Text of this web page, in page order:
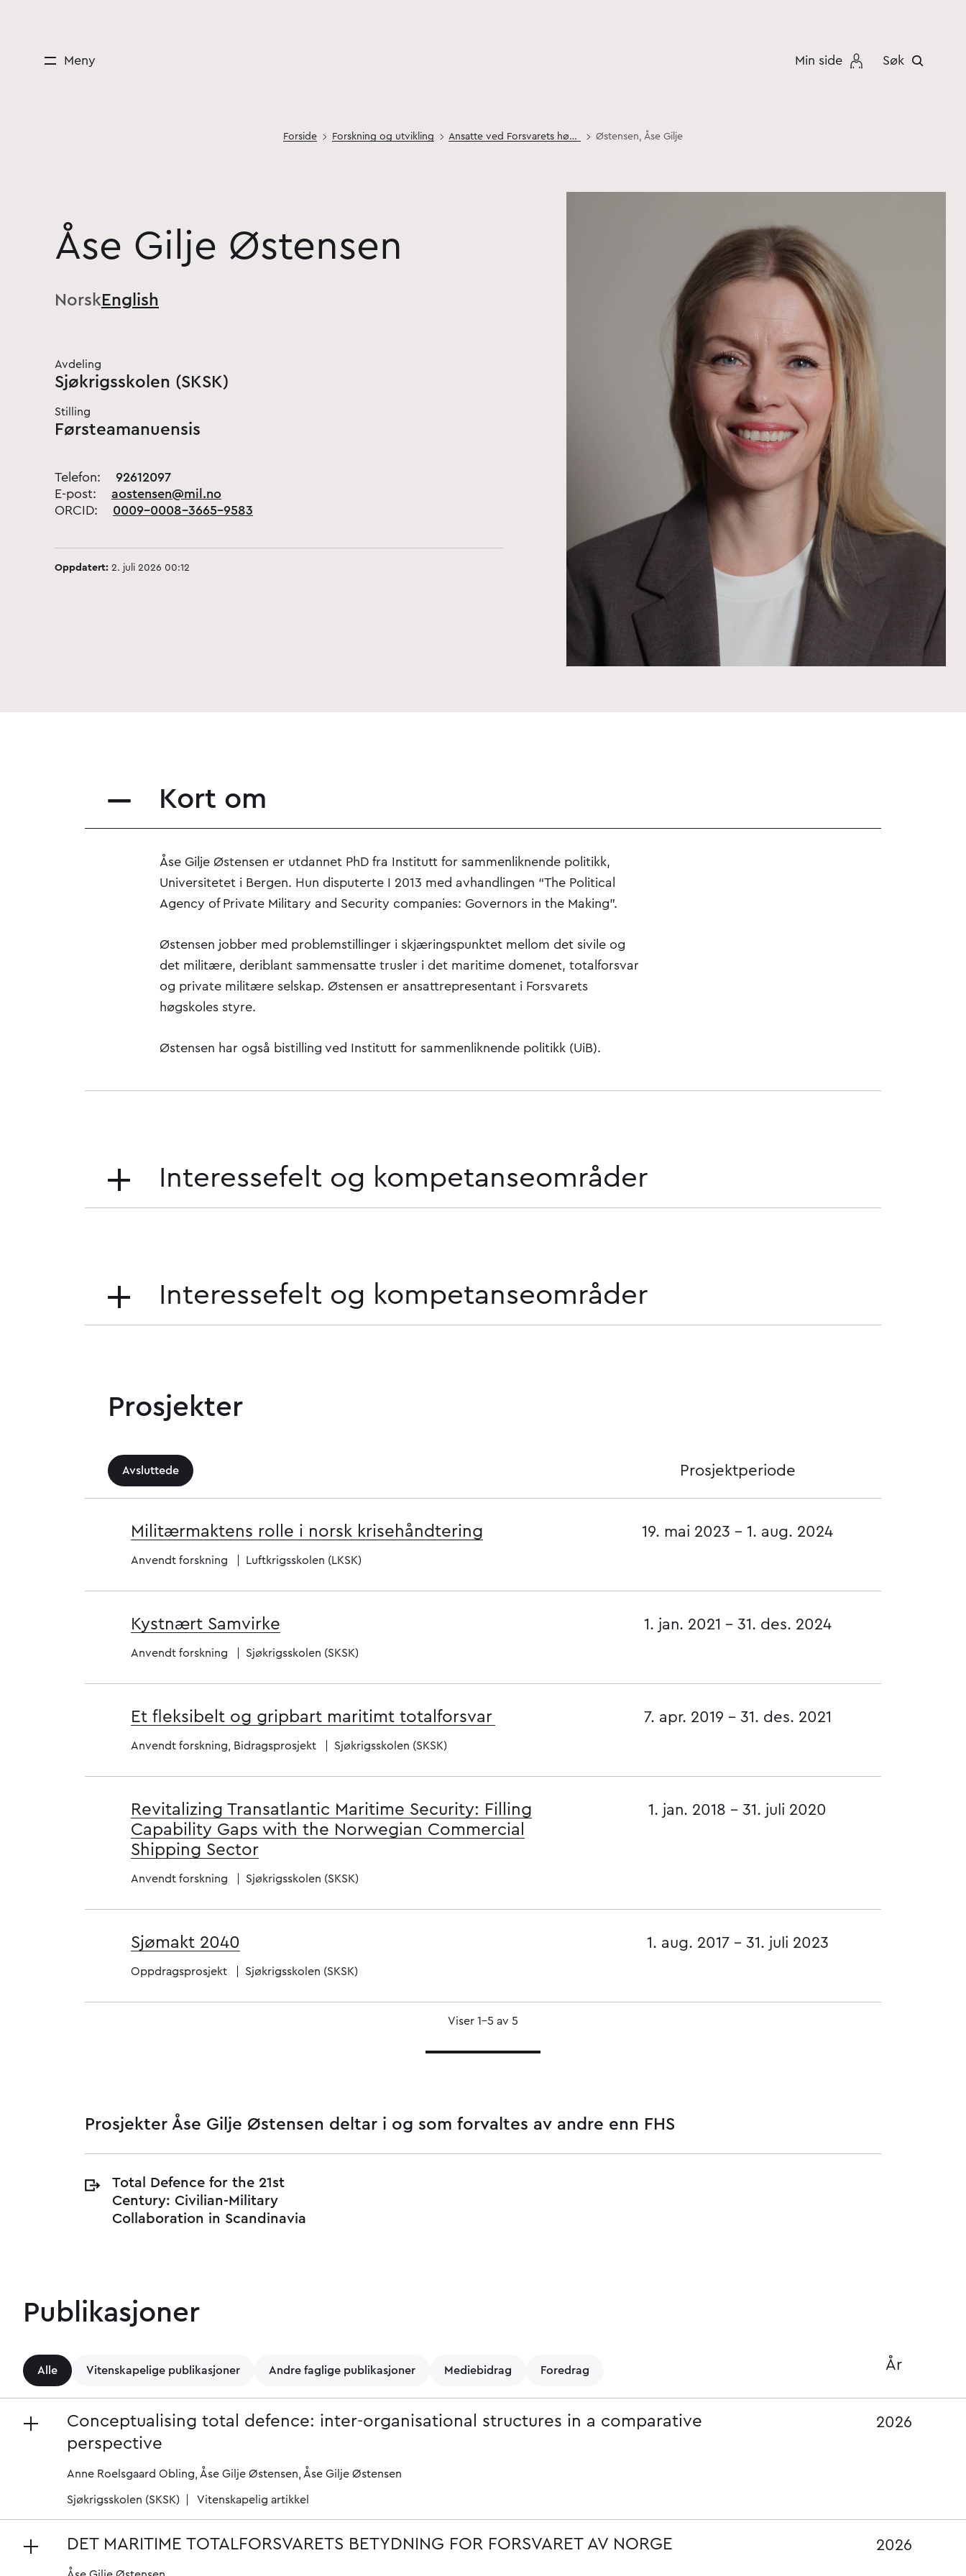
Meny Min side Søk
Forside Forskning og utvikling Ansatte ved Forsvarets høgskole Østensen, Åse Gilje
Åse Gilje Østensen
NorskEnglish
Avdeling
Sjøkrigsskolen (SKSK)
Stilling
Førsteamanuensis
Telefon:
92612097
E-post:
aostensen@mil.no
ORCID:
0009-0008-3665-9583
Oppdatert: 2. juli 2026 00:12
Kort om
Åse Gilje Østensen er utdannet PhD fra Institutt for sammenliknende politikk,
Universitetet i Bergen. Hun disputerte I 2013 med avhandlingen “The Political
Agency of Private Military and Security companies: Governors in the Making”.
Østensen jobber med problemstillinger i skjæringspunktet mellom det sivile og
det militære, deriblant sammensatte trusler i det maritime domenet, totalforsvar
og private militære selskap. Østensen er ansattrepresentant i Forsvarets
høgskoles styre.
Østensen har også bistilling ved Institutt for sammenliknende politikk (UiB).
Interessefelt og kompetanseområder
Interessefelt og kompetanseområder
Prosjekter
Avsluttede Prosjektperiode
Militærmaktens rolle i norsk krisehåndtering
Anvendt forskning Luftkrigsskolen (LKSK)
19. mai 2023 - 1. aug. 2024
Kystnært Samvirke
Anvendt forskning Sjøkrigsskolen (SKSK)
1. jan. 2021 - 31. des. 2024
Et fleksibelt og gripbart maritimt totalforsvar
Anvendt forskning, Bidragsprosjekt Sjøkrigsskolen (SKSK)
7. apr. 2019 - 31. des. 2021
Revitalizing Transatlantic Maritime Security: Filling
Capability Gaps with the Norwegian Commercial
Shipping Sector
Anvendt forskning Sjøkrigsskolen (SKSK)
1. jan. 2018 - 31. juli 2020
Sjømakt 2040
Oppdragsprosjekt Sjøkrigsskolen (SKSK)
1. aug. 2017 - 31. juli 2023
Viser 1–5 av 5
Prosjekter Åse Gilje Østensen deltar i og som forvaltes av andre enn FHS
Total Defence for the 21st
Century: Civilian-Military
Collaboration in Scandinavia
Publikasjoner
Alle Vitenskapelige publikasjoner Andre faglige publikasjoner Mediebidrag Foredrag År
Conceptualising total defence: inter-organisational structures in a comparative
perspective
Anne Roelsgaard Obling Åse Gilje Østensen Åse Gilje Østensen
Sjøkrigsskolen (SKSK) Vitenskapelig artikkel
2026
DET MARITIME TOTALFORSVARETS BETYDNING FOR FORSVARET AV NORGE 2026